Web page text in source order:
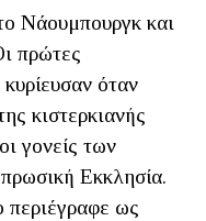
Νάουμπουργκ και
πρώτες
όταν
κιστερκιανής
γονείς των
Εκκλησία.
περιέγραφε ως